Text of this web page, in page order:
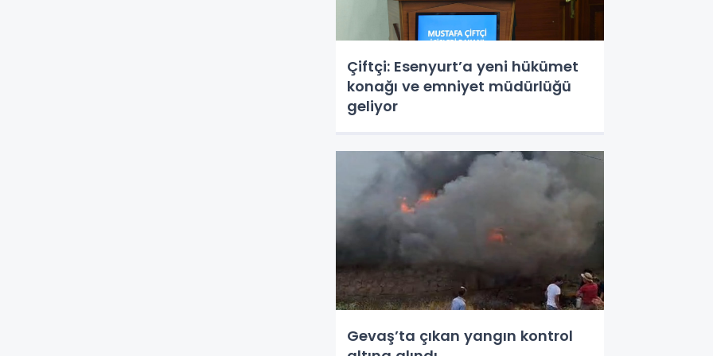
Çiftçi: Esenyurt’a yeni hükümet
konağı ve emniyet müdürlüğü
geliyor
Gevaş’ta çıkan yangın kontrol